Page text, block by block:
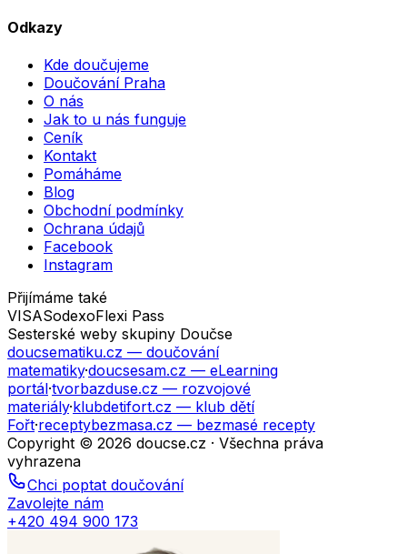
Odkazy
Kde doučujeme
Doučování Praha
O nás
Jak to u nás funguje
Ceník
Kontakt
Pomáháme
Blog
Obchodní podmínky
Ochrana údajů
Facebook
Instagram
Přijímáme také
VISASodexoFlexi Pass
Sesterské weby skupiny Doučse
doucsematiku.cz — doučování
matematiky·doucsesam.cz — eLearning
portál·tvorbazduse.cz — rozvojové
materiály·klubdetifort.cz — klub dětí
Fořt·receptybezmasa.cz — bezmasé recepty
Copyright © 2026 doucse.cz · Všechna práva
vyhrazena
Chci poptat doučování
Zavolejte nám
+420 494 900 173